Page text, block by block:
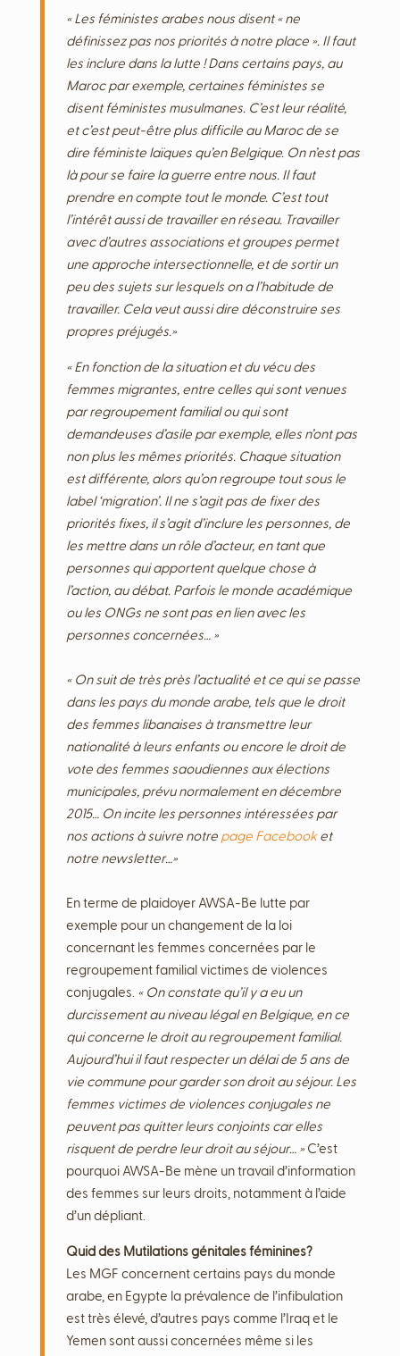
« Les féministes arabes nous disent « ne
définissez pas nos priorités à notre place ». Il faut
les inclure dans la lutte ! Dans certains pays, au
Maroc par exemple, certaines féministes se
disent féministes musulmanes. C’est leur réalité,
et c’est peut-être plus difficile au Maroc de se
dire féministe laïques qu’en Belgique. On n’est pas
là pour se faire la guerre entre nous. Il faut
prendre en compte tout le monde. C’est tout
l’intérêt aussi de travailler en réseau. Travailler
avec d’autres associations et groupes permet
une approche intersectionnelle, et de sortir un
peu des sujets sur lesquels on a l’habitude de
travailler. Cela veut aussi dire déconstruire ses
propres préjugés.»
« En fonction de la situation et du vécu des
femmes migrantes, entre celles qui sont venues
par regroupement familial ou qui sont
demandeuses d’asile par exemple, elles n’ont pas
non plus les mêmes priorités. Chaque situation
est différente, alors qu’on regroupe tout sous le
label ‘migration’. Il ne s’agit pas de fixer des
priorités fixes, il s’agit d’inclure les personnes, de
les mettre dans un rôle d’acteur, en tant que
personnes qui apportent quelque chose à
l’action, au débat. Parfois le monde académique
ou les ONGs ne sont pas en lien avec les
personnes concernées… »
« On suit de très près l’actualité et ce qui se passe
dans les pays du monde arabe, tels que le droit
des femmes libanaises à transmettre leur
nationalité à leurs enfants ou encore le droit de
vote des femmes saoudiennes aux élections
municipales, prévu normalement en décembre
2015… On incite les personnes intéressées par
nos actions à suivre notre page Facebooket
notre newsletter…»
En terme de plaidoyer AWSA-Be lutte par
exemple pour un changement de la loi
concernant les femmes concernées par le
regroupement familial victimes de violences
conjugales. « On constate qu’il y a eu un
durcissement au niveau légal en Belgique, en ce
qui concerne le droit au regroupement familial.
Aujourd’hui il faut respecter un délai de 5 ans de
vie commune pour garder son droit au séjour. Les
femmes victimes de violences conjugales ne
peuvent pas quitter leurs conjoints car elles
risquent de perdre leur droit au séjour… »C’est
pourquoi AWSA-Be mène un travail d’information
des femmes sur leurs droits, notamment à l’aide
d’un dépliant.
Quid des Mutilations génitales féminines?
Les MGF concernent certains pays du monde
arabe, en Egypte la prévalence de l’infibulation
est très élevé, d’autres pays comme l’Iraq et le
Yemen sont aussi concernées même si les